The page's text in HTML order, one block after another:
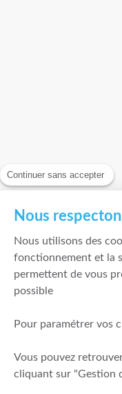
Continuer sans accepter
Nous
Nous utilisons des
fonctionnement et la
permettent de vous
possible
Pour paramétrer vos
Vous pouvez
cliquant sur "Gestion